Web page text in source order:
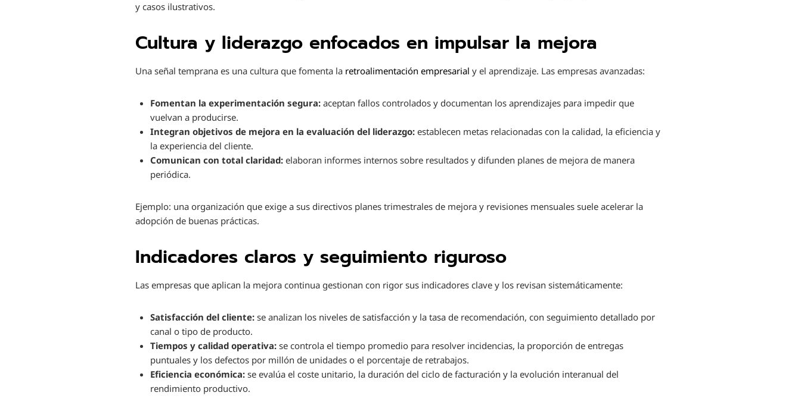
y casos ilustrativos.
Cultura y liderazgo enfocados en impulsar la mejora
Una señal temprana es una cultura que fomenta la retroalimentación empresarial y el aprendizaje. Las empresas avanzadas:
Fomentan la experimentación segura: aceptan fallos controlados y documentan los aprendizajes para impedir que
vuelvan a producirse.
Integran objetivos de mejora en la evaluación del liderazgo: establecen metas relacionadas con la calidad, la eficiencia y
la experiencia del cliente.
Comunican con total claridad: elaboran informes internos sobre resultados y difunden planes de mejora de manera
periódica.
Ejemplo: una organización que exige a sus directivos planes trimestrales de mejora y revisiones mensuales suele acelerar la
adopción de buenas prácticas.
Indicadores claros y seguimiento riguroso
Las empresas que aplican la mejora continua gestionan con rigor sus indicadores clave y los revisan sistemáticamente:
Satisfacción del cliente: se analizan los niveles de satisfacción y la tasa de recomendación, con seguimiento detallado por
canal o tipo de producto.
Tiempos y calidad operativa: se controla el tiempo promedio para resolver incidencias, la proporción de entregas
puntuales y los defectos por millón de unidades o el porcentaje de retrabajos.
Eficiencia económica: se evalúa el coste unitario, la duración del ciclo de facturación y la evolución interanual del
rendimiento productivo.